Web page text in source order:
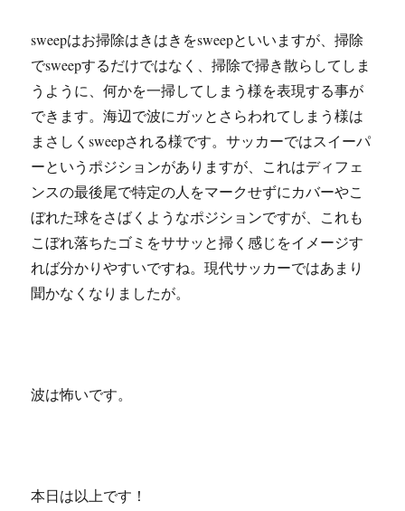
sweepはお掃除はきはきをsweepといいますが、掃除
でsweepするだけではなく、掃除で掃き散らしてしま
うように、何かを一掃してしまう様を表現する事が
できます。海辺で波にガッとさらわれてしまう様は
まさしくsweepされる様です。サッカーではスイーパ
ーというポジションがありますが、これはディフェ
ンスの最後尾で特定の人をマークせずにカバーやこ
ぼれた球をさばくようなポジションですが、これも
こぼれ落ちたゴミをササッと掃く感じをイメージす
れば分かりやすいですね。現代サッカーではあまり
聞かなくなりましたが。
波は怖いです。
本日は以上です！